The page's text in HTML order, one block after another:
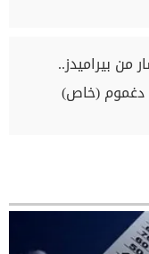
من بيراميدز..
(خاص)